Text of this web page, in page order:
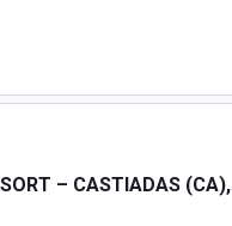
– CASTIADAS (CA),